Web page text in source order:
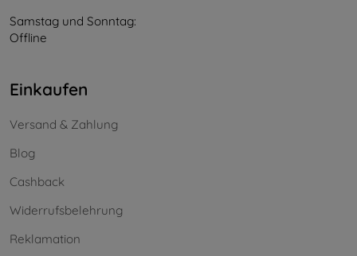
Samstag und Sonntag:
Offline
Einkaufen
Versand & Zahlung
Blog
Cashback
Widerrufsbelehrung
Reklamation